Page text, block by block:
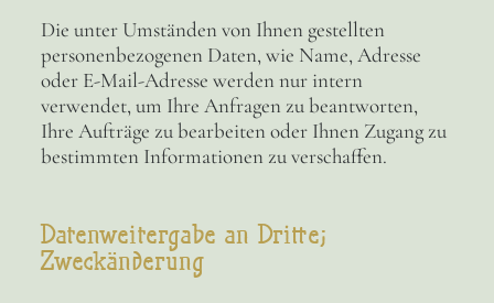
Die unter Umständen von Ihnen gestellten
personenbezogenen Daten, wie Name, Adresse
oder E-Mail-Adresse werden nur intern
verwendet, um Ihre Anfragen zu beantworten,
Ihre Aufträge zu bearbeiten oder Ihnen Zugang zu
bestimmten Informationen zu verschaffen.
Datenweitergabe an Dritte;
Zweckänderung